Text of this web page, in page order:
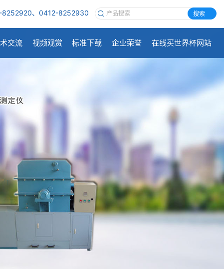
8252920、0412-8252930 搜索
交流 视频观赏 标准下载 企业荣誉 在线买世界杯网站